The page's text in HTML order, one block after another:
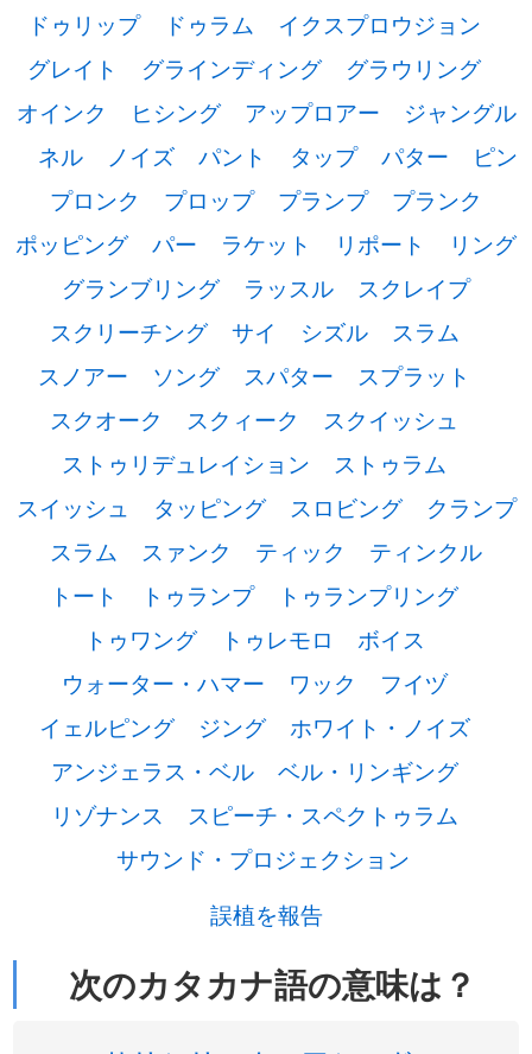
ドゥリップ
ドゥラム
イクスプロウジョン
グレイト
グラインディング
グラウリング
オインク
ヒシング アップロアー
ジャングル
ネル
ノイズ パント タップ パター
ピン
プロンク
プロップ プランプ
プランク
ポッピング
パー ラケット リポート
リング
グランブリング
ラッスル
スクレイプ
スクリーチング
サイ シズル
スラム
スノアー
ソング スパター
スプラット
スクオーク
スクィーク
スクイッシュ
ストゥリデュレイション
ストゥラム
スイッシュ
タッピング スロビング
クランプ
スラム
スァンク ティック
ティンクル
トート
トゥランプ
トゥランプリング
トゥワング
トゥレモロ
ボイス
ウォーター・ハマー
ワック
フイヅ
イェルピング
ジング
ホワイト・ノイズ
アンジェラス・ベル
ベル・リンギング
リゾナンス
スピーチ・スペクトゥラム
サウンド・プロジェクション
誤植を報告
次のカタカナ語の意味は？